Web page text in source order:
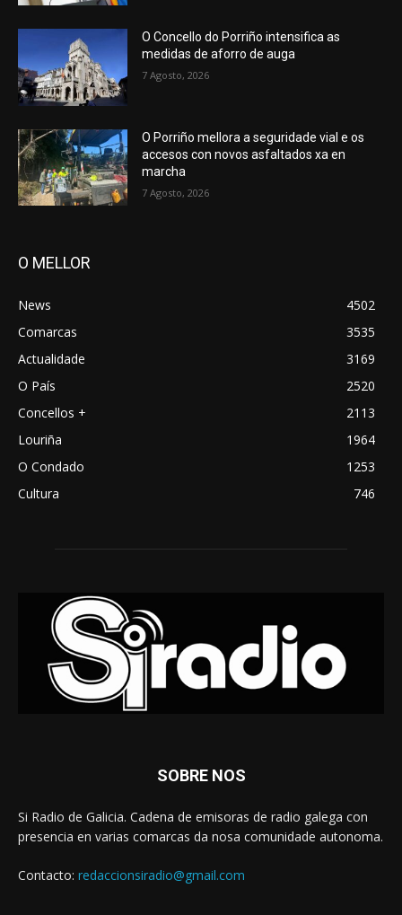
O Concello do Porriño intensifica as
medidas de aforro de auga
7 Agosto, 2026
O Porriño mellora a seguridade vial e os
accesos con novos asfaltados xa en
marcha
7 Agosto, 2026
O MELLOR
News
4502
Comarcas
3535
Actualidade
3169
O País
2520
Concellos +
2113
Louriña
1964
O Condado
1253
Cultura
746
SOBRE NOS
Si Radio de Galicia. Cadena de emisoras de radio galega con
presencia en varias comarcas da nosa comunidade autonoma.
Contacto: redaccionsiradio@gmail.com